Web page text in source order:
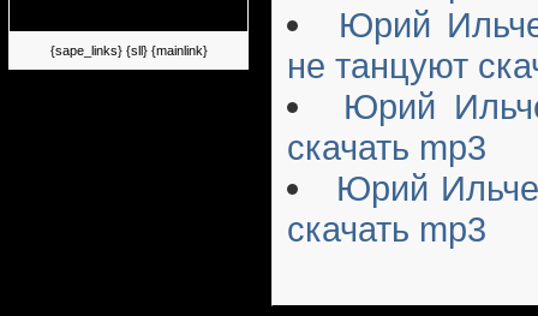
{sape_links} {sll} {mainlink}
Юрий
не танцуют
Юрий
скачать mp3
Юрий
скачать mp3